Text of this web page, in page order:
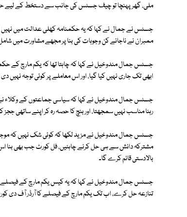
ملی، گھر پہنچا تو چیف جسٹس کی جانب سے دستخط کے لیے
جسٹس نے جمال نے کہا کہ یہ حکمنامہ کھلی عدالت میں نہیں
ممبران نے ناجانے کن وجوہات کی بنا پر مجھے مشاورت میں
جسٹس جمال مندوخیل نے کہا کہ چاہتا تھا کہ یکم مارچ کے
ابھی تک جاری نہیں کیا گیا، اور اس معاملے پر کوئی توجہ نہیں
جسٹس جمال مندوخیل نے کہا کہ سیاسی جماعتوں کے وکلاء نے
رہنا مناسب نہیں سمجھتا، اور بنچ کا حصہ رہ کر اپنے ساتھی ججز
جسٹس جمال مندوخیل نے مزید لکھا کہ کوئی شک نہیں کہ
مشترکہ دانش سے ہی حل کرنے چاہئیں، فل کورٹ جب بھی بنا
بالادستی قائم کرے گا۔
جسٹس جمال مندوخیل نے کہا کہ یہ کیس یکم مارچ کے فیصلے
تنازعہ حل کرے، اب تک یکم مارچ کے فیصلے کا آرڈر آف دی